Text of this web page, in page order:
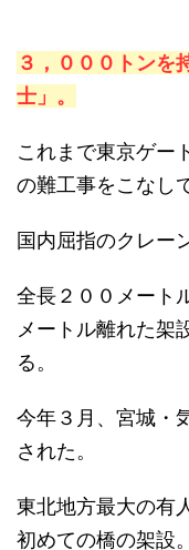
３，０００トンを
士」。
これまで東京ゲー
の難工事をこなし
国内屈指のクレー
全長２００メート
メートル離れた架
る。
今年３月、宮城・
された。
東北地方最大の有
初めての橋の架設。